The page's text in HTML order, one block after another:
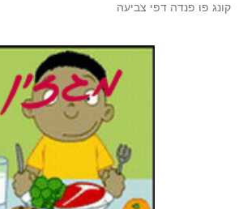
קונג פו פנדה דפי צביעה